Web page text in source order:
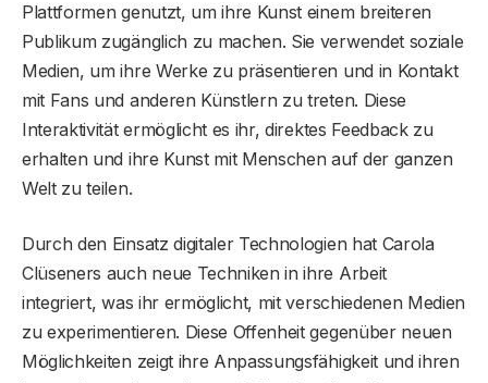
Plattformen genutzt, um ihre Kunst einem breiteren
Publikum zugänglich zu machen. Sie verwendet soziale
Medien, um ihre Werke zu präsentieren und in Kontakt
mit Fans und anderen Künstlern zu treten. Diese
Interaktivität ermöglicht es ihr, direktes Feedback zu
erhalten und ihre Kunst mit Menschen auf der ganzen
Welt zu teilen.
Durch den Einsatz digitaler Technologien hat Carola
Clüseners auch neue Techniken in ihre Arbeit
integriert, was ihr ermöglicht, mit verschiedenen Medien
zu experimentieren. Diese Offenheit gegenüber neuen
Möglichkeiten zeigt ihre Anpassungsfähigkeit und ihren